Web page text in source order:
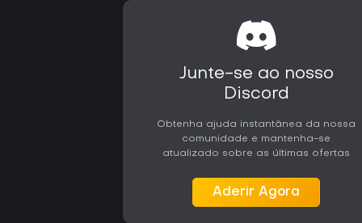
Junte-se ao nosso
Discord
Obtenha ajuda instantânea da nossa
comunidade e mantenha-se
atualizado sobre as últimas ofertas
Aderir Agora